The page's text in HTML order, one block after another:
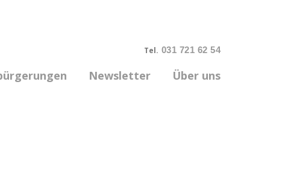
Tel. 031 721 62 54
Newsletter Über uns